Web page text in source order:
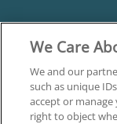
We Care
We and our
such as unique
accept or
right to object